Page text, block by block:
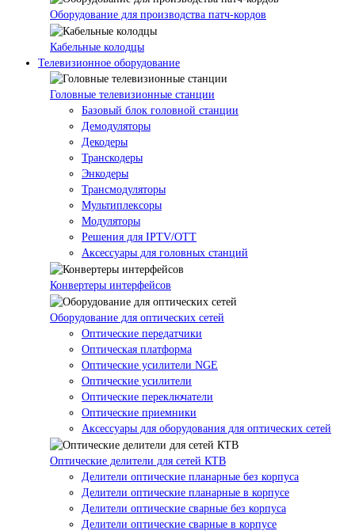
Оборудование для производства патч-кордов
Кабельные колодцы
Телевизионное оборудование
Головные телевизионные станции
Базовый блок головной станции
Демодуляторы
Декодеры
Транскодеры
Энкодеры
Трансмодуляторы
Мультиплексоры
Модуляторы
Решения для IPTV/OTT
Аксессуары для головных станций
Конвертеры интерфейсов
Оборудование для оптических сетей
Оптические передатчики
Оптическая платформа
Оптические усилители NGE
Оптические усилители
Оптические переключатели
Оптические приемники
Аксессуары для оборудования для оптических сетей
Оптические делители для сетей КТВ
Делители оптические планарные без корпуса
Делители оптические планарные в корпусе
Делители оптические сварные без корпуса
Делители оптические сварные в корпусе